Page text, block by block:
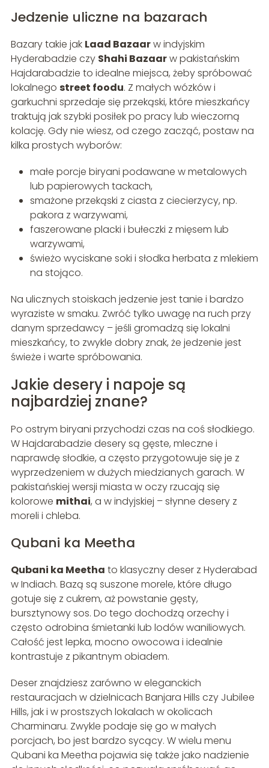
Jedzenie uliczne na bazarach
Bazary takie jak Laad Bazaarw indyjskim
Hyderabadzie czy Shahi Bazaarw pakistańskim
Hajdarabadzie to idealne miejsca, żeby spróbować
lokalnego street foodu. Z małych wózków i
garkuchni sprzedaje się przekąski, które mieszkańcy
traktują jak szybki posiłek po pracy lub wieczorną
kolację. Gdy nie wiesz, od czego zacząć, postaw na
kilka prostych wyborów:
małe porcje biryani podawane w metalowych
lub papierowych tackach,
smażone przekąski z ciasta z ciecierzycy, np.
pakora z warzywami,
faszerowane placki i bułeczki z mięsem lub
warzywami,
świeżo wyciskane soki i słodka herbata z mlekiem
na stojąco.
Na ulicznych stoiskach jedzenie jest tanie i bardzo
wyraziste w smaku. Zwróć tylko uwagę na ruch przy
danym sprzedawcy – jeśli gromadzą się lokalni
mieszkańcy, to zwykle dobry znak, że jedzenie jest
świeże i warte spróbowania.
Jakie desery i napoje są
najbardziej znane?
Po ostrym biryani przychodzi czas na coś słodkiego.
W Hajdarabadzie desery są gęste, mleczne i
naprawdę słodkie, a często przygotowuje się je z
wyprzedzeniem w dużych miedzianych garach. W
pakistańskiej wersji miasta w oczy rzucają się
kolorowe mithai, a w indyjskiej – słynne desery z
moreli i chleba.
Qubani ka Meetha
Qubani ka Meetha to klasyczny deser z Hyderabad
w Indiach. Bazą są suszone morele, które długo
gotuje się z cukrem, aż powstanie gęsty,
bursztynowy sos. Do tego dochodzą orzechy i
często odrobina śmietanki lub lodów waniliowych.
Całość jest lepka, mocno owocowa i idealnie
kontrastuje z pikantnym obiadem.
Deser znajdziesz zarówno w eleganckich
restauracjach w dzielnicach Banjara Hills czy Jubilee
Hills, jak i w prostszych lokalach w okolicach
Charminaru. Zwykle podaje się go w małych
porcjach, bo jest bardzo sycący. W wielu menu
Qubani ka Meetha pojawia się także jako nadzienie